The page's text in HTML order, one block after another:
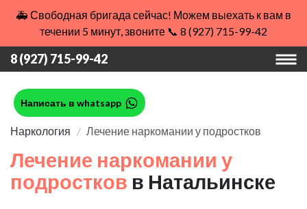
🚑 Свободная бригада сейчас! Можем выехать к вам в
течении 5 минут, звоните 📞 8 (927) 715-99-42
8 (927) 715-99-42
Написать в whatsapp
Наркология Лечение наркомании у подростков
Лечение наркомании у
подростков в Натальинске